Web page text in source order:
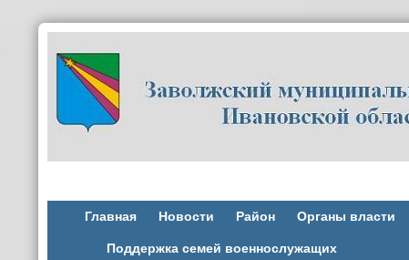
Главная Новости Район Органы власти
Поддержка семей военнослужащих